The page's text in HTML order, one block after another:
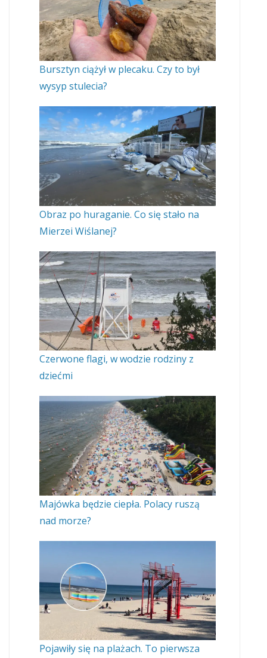
Bursztyn ciążył w plecaku. Czy to był
wysyp stulecia?
Obraz po huraganie. Co się stało na
Mierzei Wiślanej?
Czerwone flagi, w wodzie rodziny z
dziećmi
Majówka będzie ciepła. Polacy ruszą
nad morze?
Pojawiły się na plażach. To pierwsza